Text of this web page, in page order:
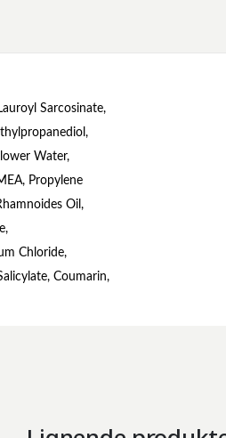
Sarcosinate,
Water,
Propylene
Oil,
Chloride,
Coumarin,